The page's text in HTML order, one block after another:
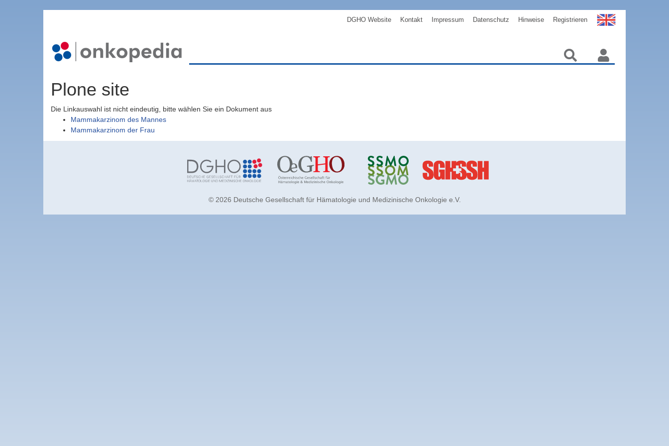
DGHO Website Kontakt Impressum Datenschutz Hinweise Registrieren
Plone site
Die Linkauswahl ist nicht eindeutig, bitte wählen Sie ein Dokument aus
Mammakarzinom des Mannes
Mammakarzinom der Frau
© 2026 Deutsche Gesellschaft für Hämatologie und Medizinische Onkologie e.V.